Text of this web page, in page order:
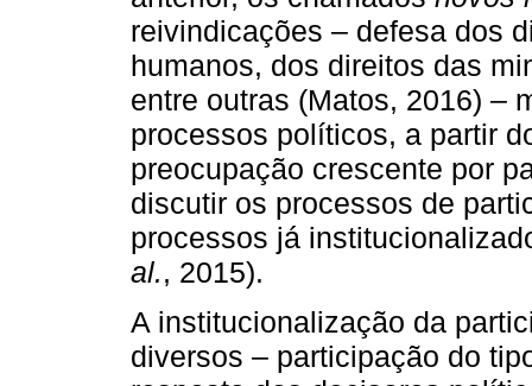
reivindicações – defesa dos
humanos, dos direitos das
entre outras (Matos, 2016) –
processos políticos, a partir
preocupação crescente por
discutir os processos de
processos já
al., 2015).
A institucionalização da
diversos – participação do